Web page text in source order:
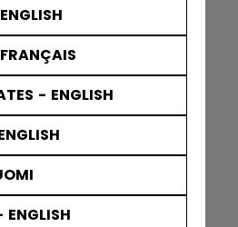
- ENGLISH